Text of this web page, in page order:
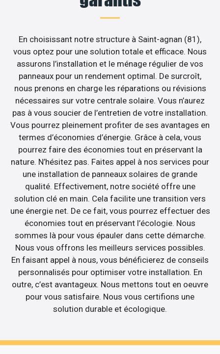
En choisissant notre structure à Saint-agnan (81),
vous optez pour une solution totale et efficace. Nous
assurons l’installation et le ménage régulier de vos
panneaux pour un rendement optimal. De surcroît,
nous prenons en charge les réparations ou révisions
nécessaires sur votre centrale solaire. Vous n’aurez
pas à vous soucier de l’entretien de votre installation.
Vous pourrez pleinement profiter de ses avantages en
termes d’économies d’énergie. Grâce à cela, vous
pourrez faire des économies tout en préservant la
nature. N’hésitez pas. Faites appel à nos services pour
une installation de panneaux solaires de grande
qualité. Effectivement, notre société offre une
solution clé en main. Cela facilite une transition vers
une énergie net. De ce fait, vous pourrez effectuer des
économies tout en préservant l’écologie. Nous
sommes là pour vous épauler dans cette démarche.
Nous vous offrons les meilleurs services possibles.
En faisant appel à nous, vous bénéficierez de conseils
personnalisés pour optimiser votre installation. En
outre, c’est avantageux. Nous mettons tout en oeuvre
pour vous satisfaire. Nous vous certifions une
solution durable et écologique.